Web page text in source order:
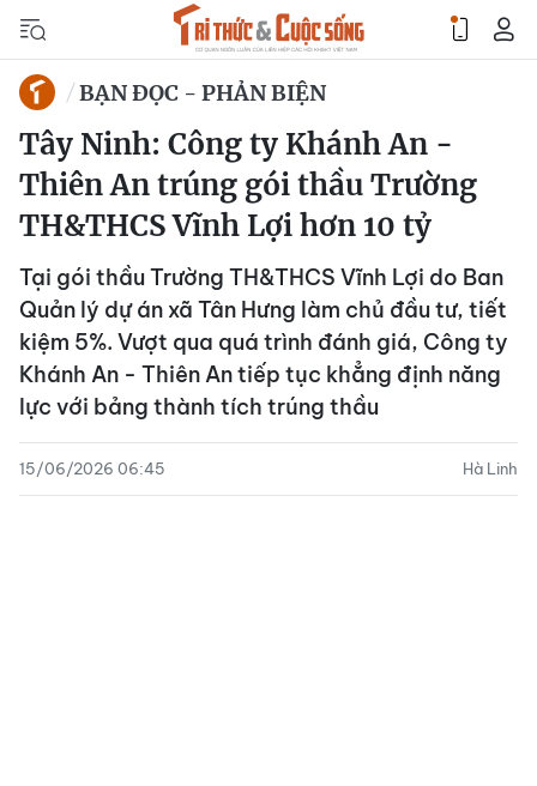
BẠN ĐỌC - PHẢN BIỆN
Tây Ninh: Công ty Khánh An -
Thiên An trúng gói thầu Trường
TH&THCS Vĩnh Lợi hơn 10 tỷ
Tại gói thầu Trường TH&THCS Vĩnh Lợi do Ban
Quản lý dự án xã Tân Hưng làm chủ đầu tư, tiết
kiệm 5%. Vượt qua quá trình đánh giá, Công ty
Khánh An - Thiên An tiếp tục khẳng định năng
lực với bảng thành tích trúng thầu
15/06/2026 06:45 Hà Linh